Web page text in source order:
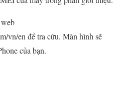
vn/en để tra cứu. Màn hình sẽ
của bạn.